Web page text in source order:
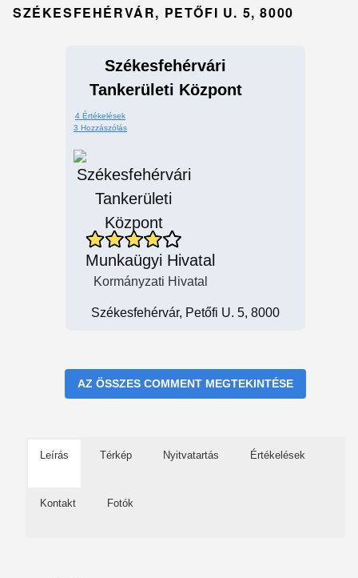
SZÉKESFEHÉRVÁR, PETŐFI U. 5, 8000
Székesfehérvári
Tankerületi Központ
4 Értékelések
3 Hozzászólás
Munkaügyi Hivatal
Kormányzati Hivatal
Székesfehérvár, Petőfi U. 5, 8000
AZ ÖSSZES COMMENT MEGTEKINTÉSE
Leírás Térkép Nyitvatartás Értékelések
Kontakt Fotók